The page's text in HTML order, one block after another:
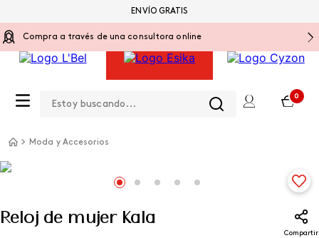
Compra a través de una consultora online
0
ENVÍO GRATIS
Moda y Accesorios
Reloj de mujer Kala
Compartir